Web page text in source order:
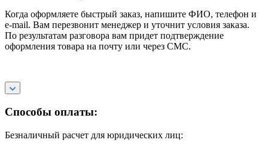
Когда оформляете быстрый заказ, напишите ФИО, телефон и
e-mail. Вам перезвонит менеджер и уточнит условия заказа.
По результатам разговора вам придет подтверждение
оформления товара на почту или через СМС.
Способы оплаты:
Безналичный расчет для юридических лиц: